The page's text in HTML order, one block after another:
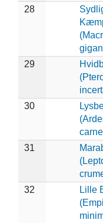
28
29
30
31
32
Lille